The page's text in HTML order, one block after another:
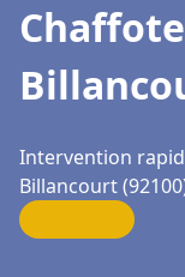
Intervention
Billancourt